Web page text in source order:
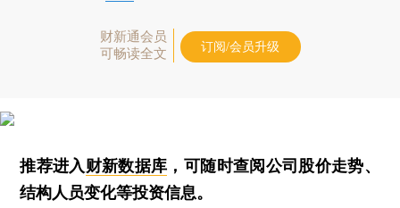
财新通会员
可畅读全文
订阅/会员升级
推荐进入财新数据库 ，可随时查阅公司股价走势、
结构人员变化等投资信息。